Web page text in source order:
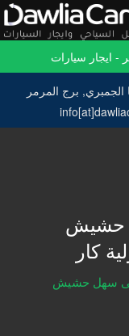
ايجار سيارات
الجمبري, برج المرمر
حشيش
الى سهل حشيش